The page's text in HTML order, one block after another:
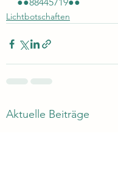
Lichtbotschaften
Aktuelle Beiträge